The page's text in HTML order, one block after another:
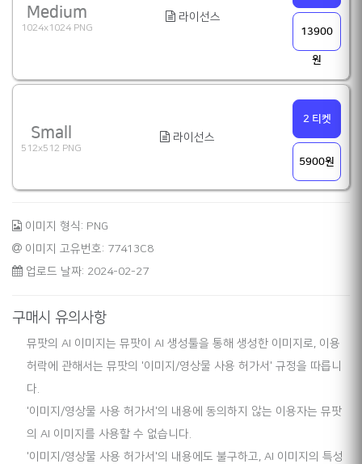
Medium
1024x1024 PNG
라이선스
13900
원
Small
512x512 PNG
라이선스
2 티켓
5900원
이미지 형식: PNG
이미지 고유번호: 77413C8
업로드 날짜: 2024-02-27
구매시 유의사항
뮤팟의 AI 이미지는 뮤팟이 AI 생성툴을 통해 생성한 이미지로, 이용
허락에 관해서는 뮤팟의 '이미지/영상물 사용 허가서' 규정을 따릅니
다.
'이미지/영상물 사용 허가서'의 내용에 동의하지 않는 이용자는 뮤팟
의 AI 이미지를 사용할 수 없습니다.
'이미지/영상물 사용 허가서'의 내용에도 불구하고, AI 이미지의 특성